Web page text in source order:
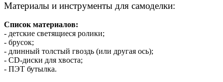
Материалы и инструменты для самоделки:
Список материалов:
- детские светящиеся ролики;
- брусок;
- длинный толстый гвоздь (или другая ось);
- CD-диски для хвоста;
- ПЭТ бутылка.